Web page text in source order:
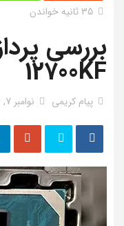
35 ثانیه خواندن
12700KF
پیام کریمی نوامبر 7, 2024